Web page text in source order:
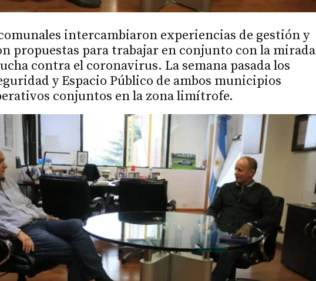
intercambiaron experiencias de gestión y
propuestas para trabajar en conjunto con la mirada
contra el coronavirus. La semana pasada los
y Espacio Público de ambos municipios
conjuntos en la zona limítrofe.